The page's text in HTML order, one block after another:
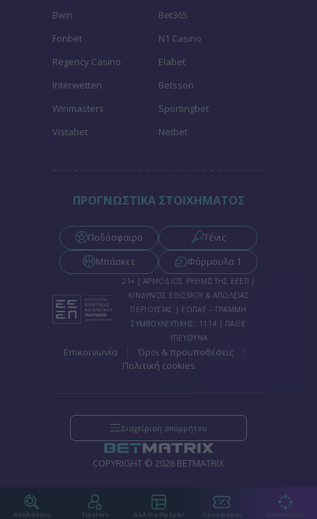
Bwin
Bet365
Fonbet
N1 Casino
Regency Casino
Elabet
Interwetten
Betsson
Winmasters
Sportingbet
Vistabet
Netbet
ΠΡΟΓΝΩΣΤΙΚΑ ΣΤΟΙΧΗΜΑΤΟΣ
Ποδόσφαιρο
Τένις
Μπάσκετ
Φόρμουλα 1
21+ | ΑΡΜΟΔΙΟΣ ΡΥΘΜΙΣΤΗΣ ΕΕΕΠ |
ΚΙΝΔΥΝΟΣ ΕΘΙΣΜΟΥ & ΑΠΩΛΕΙΑΣ
ΠΕΡΙΟΥΣΙΑΣ | ΕΟΠΑΕ – ΓΡΑΜΜΗ
ΣΥΜΒΟΥΛΕΥΤΙΚΗΣ: 1114 | ΠΑΙΞΕ
ΥΠΕΥΘΥΝΑ
Επικοινωνία Όροι & προυποθέσεις
Πολιτική cookies
COPYRIGHT © 2026 BETMATRIX
Διαχείριση απορρήτου
Αναλύσεις Tipsters Δελτία Ημέρας Προσφορές Community